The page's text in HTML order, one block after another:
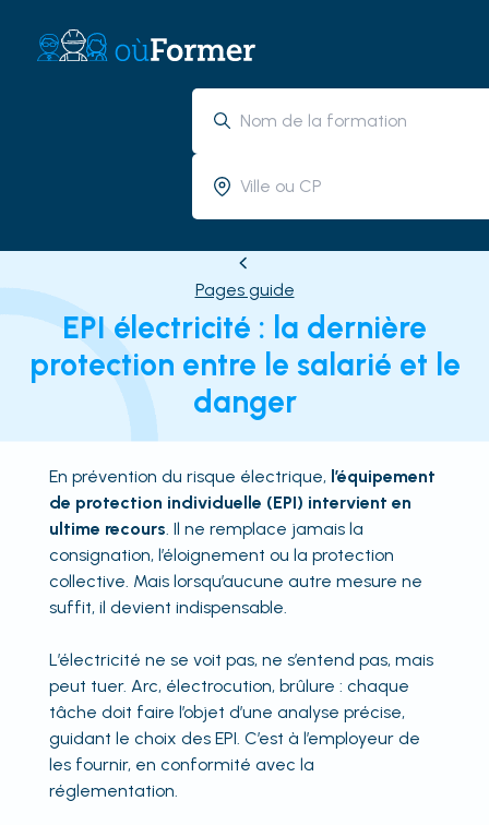
Pages guide
EPI électricité : la dernière
protection entre le salarié et le
danger
En prévention du risque électrique, l’équipement
de protection individuelle (EPI) intervient en
ultime recours. Il ne remplace jamais la
consignation, l’éloignement ou la protection
collective. Mais lorsqu’aucune autre mesure ne
suffit, il devient indispensable.
L’électricité ne se voit pas, ne s’entend pas, mais
peut tuer. Arc, électrocution, brûlure : chaque
tâche doit faire l’objet d’une analyse précise,
guidant le choix des EPI. C’est à l’employeur de
les fournir, en conformité avec la
réglementation.